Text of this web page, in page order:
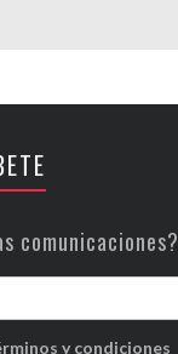
comunicaciones?
y condiciones